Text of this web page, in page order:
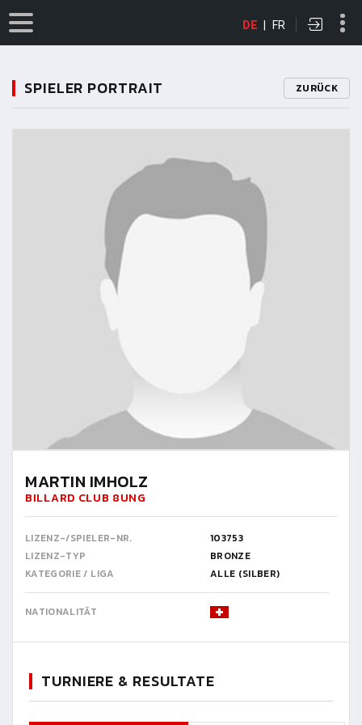
DE | FR
SPIELER PORTRAIT ZURÜCK
MARTIN IMHOLZ
BILLARD CLUB 8UNG
LIZENZ-/SPIELER-NR.
103753
LIZENZ-TYP
BRONZE
KATEGORIE / LIGA
ALLE (SILBER)
NATIONALITÄT
TURNIERE & RESULTATE